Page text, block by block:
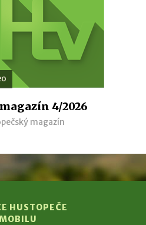
4/2026
magazín
HUSTOPEČE